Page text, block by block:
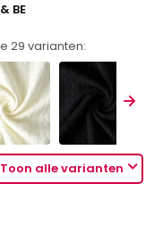
BE
29 varianten:
Toon alle varianten